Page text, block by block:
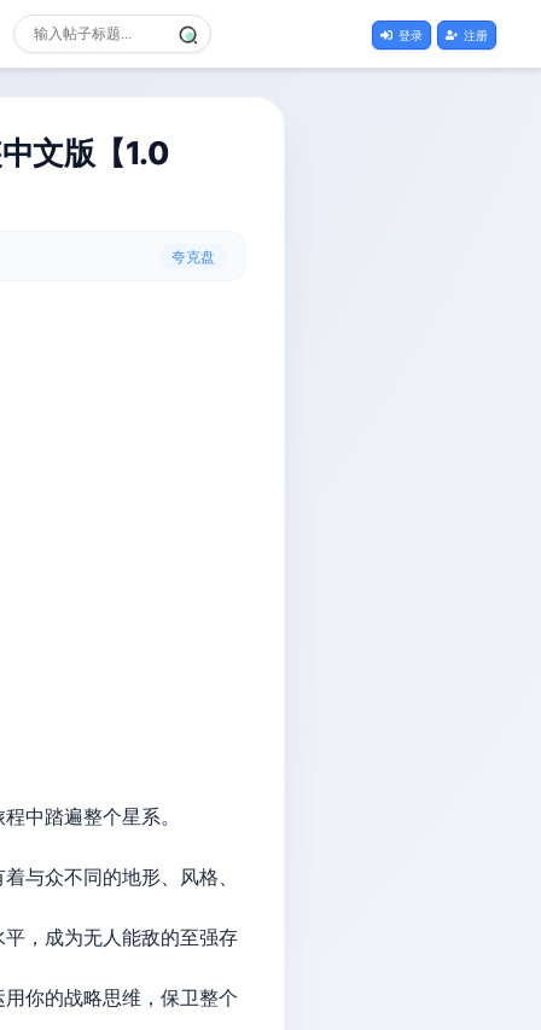
登录 注册
文版【1.0
夸克盘
中踏遍整个星系。
与众不同的地形、风格、
，成为无人能敌的至强存
你的战略思维，保卫整个